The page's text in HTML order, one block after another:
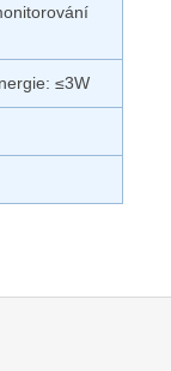
≤3W